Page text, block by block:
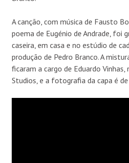
A canção, com música de Fausto
poema de Eugénio de Andrade, foi
caseira, em casa e no estúdio de
produção de Pedro Branco. A
ficaram a cargo de Eduardo Vinhas,
Studios, e a fotografia da capa é